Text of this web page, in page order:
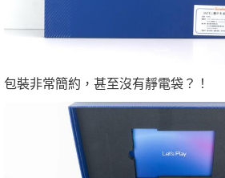
包裝非常簡約，甚至沒有靜電袋？！